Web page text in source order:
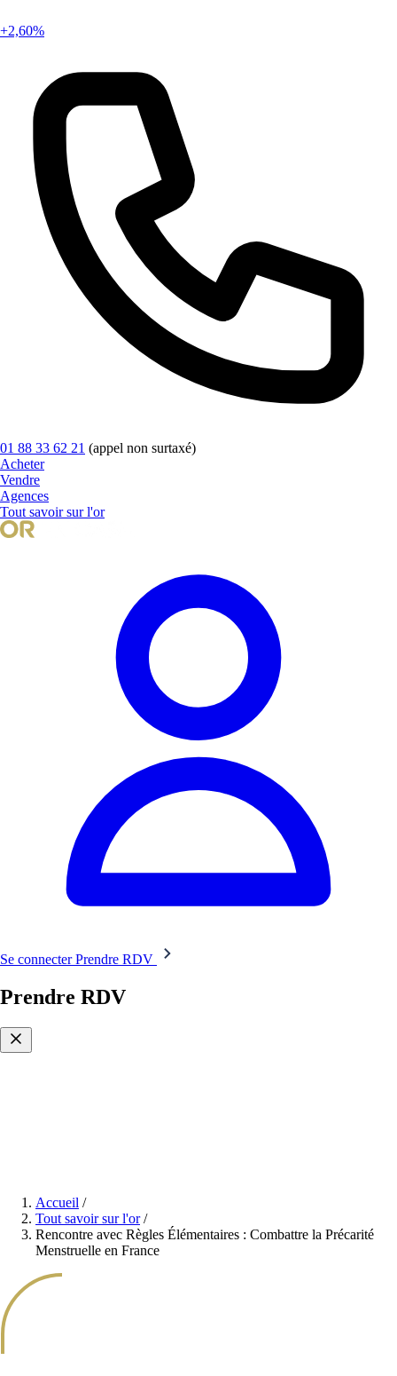
+2,60%
01 88 33 62 21 (appel non surtaxé)
Acheter
Vendre
Agences
Tout savoir sur l'or
Se connecter Prendre RDV
Prendre RDV
Accueil /
Tout savoir sur l'or /
Rencontre avec Règles Élémentaires : Combattre la Précarité
Menstruelle en France